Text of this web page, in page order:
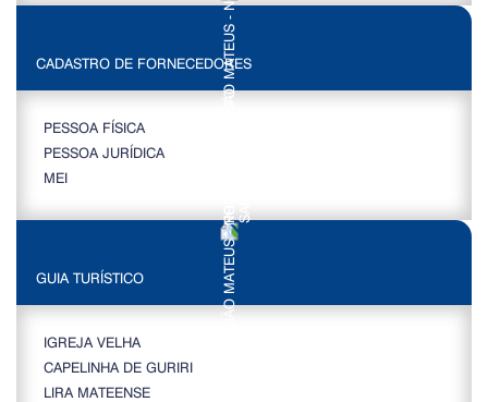
CADASTRO DE FORNECEDORES
PESSOA FÍSICA
PESSOA JURÍDICA
MEI
GUIA TURÍSTICO
IGREJA VELHA
CAPELINHA DE GURIRI
LIRA MATEENSE